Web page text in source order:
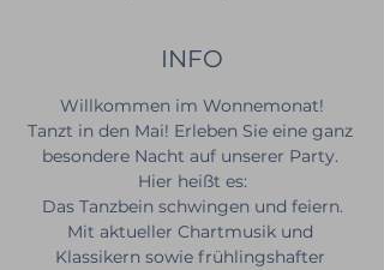
INFO
Willkommen im Wonnemonat!
Tanzt in den Mai! Erleben Sie eine ganz
besondere Nacht auf unserer Party.
Hier heißt es:
Das Tanzbein schwingen und feiern.
Mit aktueller Chartmusik und
Klassikern sowie frühlingshafter